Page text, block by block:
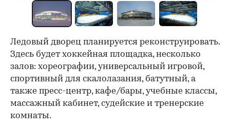
Ледовый дворец планируется реконструировать.
Здесь будет хоккейная площадка, несколько
залов: хореографии, универсальный игровой,
спортивный для скалолазания, батутный, а
также пресс-центр, кафе/бары, учебные классы,
массажный кабинет, судейские и тренерские
комнаты.